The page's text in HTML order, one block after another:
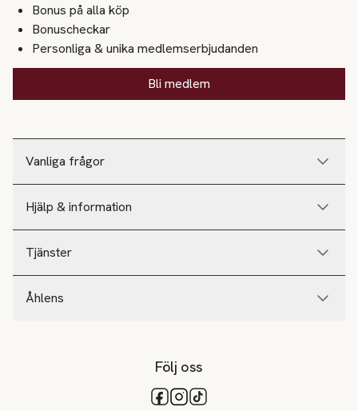
Vanliga frågor
Hjälp & information
Tjänster
Åhlens
Bonus på alla köp
Bonuscheckar
Personliga & unika medlemserbjudanden
Bli medlem
Följ oss